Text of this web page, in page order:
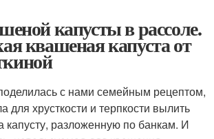
капусты в рассоле.
квашеная капуста от
с нами семейным рецептом,
для хрусткости и терпкости вылить
капусту, разложенную по банкам. И